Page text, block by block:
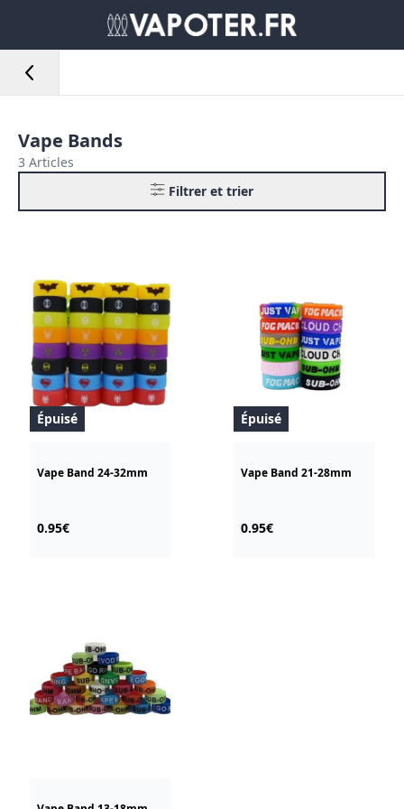
Vape Bands
3 Articles
Filtrer et trier
Épuisé
Vape Band 24-32mm
0.95€
Épuisé
Vape Band 21-28mm
0.95€